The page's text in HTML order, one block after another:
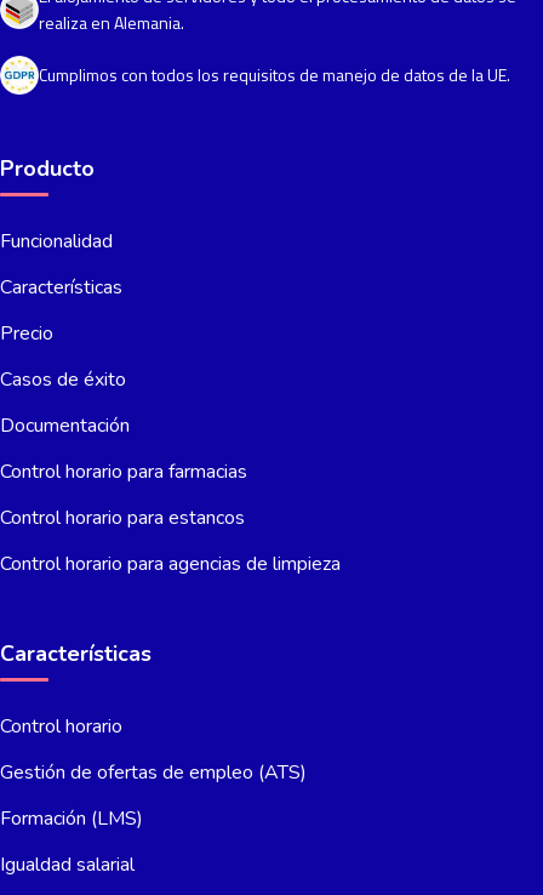
realiza en Alemania.
Cumplimos con todos los requisitos de manejo de datos de la UE.
Producto
Funcionalidad
Características
Precio
Casos de éxito
Documentación
Control horario para farmacias
Control horario para estancos
Control horario para agencias de limpieza
Características
Control horario
Gestión de ofertas de empleo (ATS)
Formación (LMS)
Igualdad salarial